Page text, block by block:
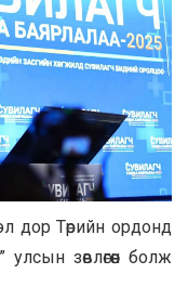
дор Төрийн ордонд
зөвлөгөөн болж